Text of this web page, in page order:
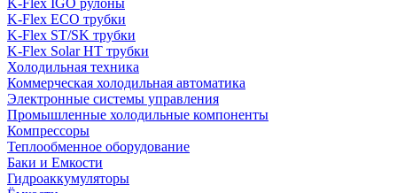
K-Flex IGO рулоны
K-Flex ECO трубки
K-Flex ST/SK трубки
K-Flex Solar HT трубки
Холодильная техника
Коммерческая холодильная автоматика
Электронные системы управления
Промышленные холодильные компоненты
Компрессоры
Теплообменное оборудование
Баки и Емкости
Гидроаккумуляторы